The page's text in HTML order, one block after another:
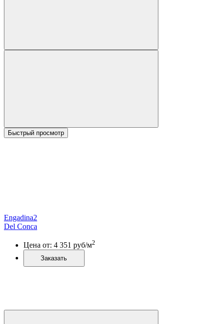
Быстрый просмотр
Engadina2
Del Conca
Цена от: 4 351 руб/м2
Заказать